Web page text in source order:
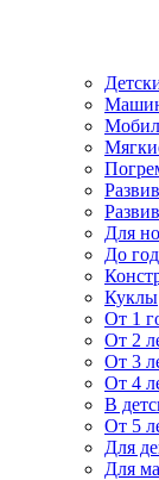
Для
До
Куклы
От 1
От 2
От 3
От 4
В
От 5
Для
Для